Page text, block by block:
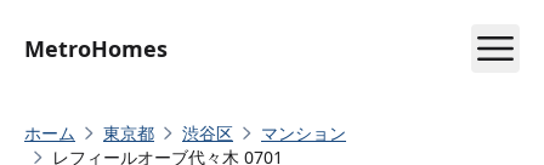
MetroHomes
ホーム 東京都 渋谷区
マンション
レフィールオーブ代々木 0701